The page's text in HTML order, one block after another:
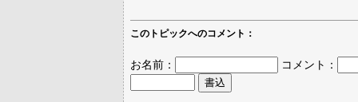
このトピックへのコメント：
お名前： コメント：